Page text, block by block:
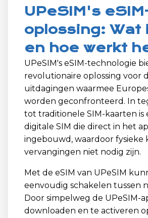
UPeSIM's
oplossing: Wat
en hoe werkt
UPeSIM's eSIM-technologie
revolutionaire oplossing voor
uitdagingen waarmee
worden geconfronteerd. In
tot traditionele SIM-kaarten is
digitale SIM die direct in het
ingebouwd, waardoor fysieke
vervangingen niet nodig zijn.
Met de eSIM van UPeSIM
eenvoudig schakelen tussen
Door simpelweg de UPeSIM-
downloaden en te activeren